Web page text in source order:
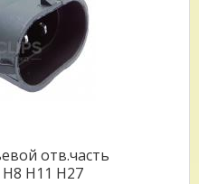
отв.часть
H11 H27